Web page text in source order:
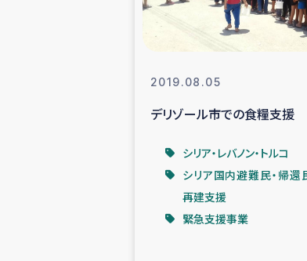
仮設住
イン
ガザ
ガザ地区
2019.08.05
デリゾール市での食糧支援
シリア・レバノン・トルコ
シリア国内避難民・帰還
再建支援
緊急支援事業